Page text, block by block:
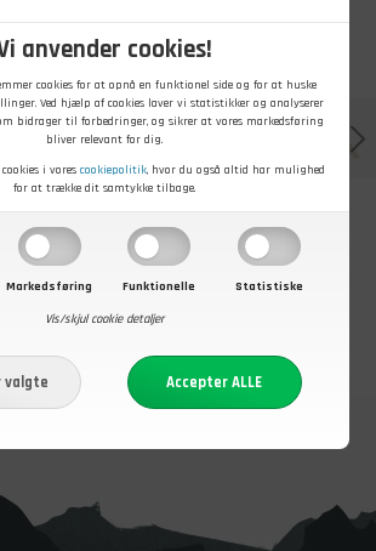
anvender cookies!
cookies for at opnå en funktionel side og for at huske
Ved hjælp af cookies laver vi statistikker og analyserer
bidrager til forbedringer, og sikrer at vores markedsføring
bliver relevant for dig.
i vores cookiepolitik, hvor du også altid har mulighed
for at trække dit samtykke tilbage.
Markedsføring Funktionelle
Statistiske
Vis/skjul cookie detaljer